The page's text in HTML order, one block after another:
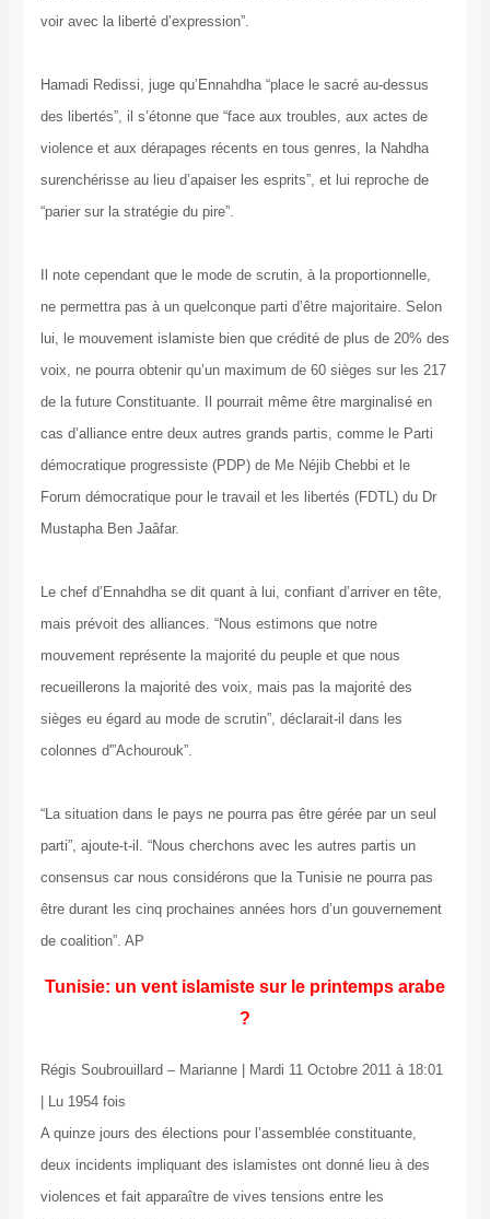
voir avec la liberté d’expression”.
Hamadi Redissi, juge qu’Ennahdha “place le sacré au-dessus
des libertés”, il s’étonne que “face aux troubles, aux actes de
violence et aux dérapages récents en tous genres, la Nahdha
surenchérisse au lieu d’apaiser les esprits”, et lui reproche de
“parier sur la stratégie du pire”.
Il note cependant que le mode de scrutin, à la proportionnelle,
ne permettra pas à un quelconque parti d’être majoritaire. Selon
lui, le mouvement islamiste bien que crédité de plus de 20% des
voix, ne pourra obtenir qu’un maximum de 60 sièges sur les 217
de la future Constituante. Il pourrait même être marginalisé en
cas d’alliance entre deux autres grands partis, comme le Parti
démocratique progressiste (PDP) de Me Néjib Chebbi et le
Forum démocratique pour le travail et les libertés (FDTL) du Dr
Mustapha Ben Jaâfar.
Le chef d’Ennahdha se dit quant à lui, confiant d’arriver en tête,
mais prévoit des alliances. “Nous estimons que notre
mouvement représente la majorité du peuple et que nous
recueillerons la majorité des voix, mais pas la majorité des
sièges eu égard au mode de scrutin”, déclarait-il dans les
colonnes d'”Achourouk”.
“La situation dans le pays ne pourra pas être gérée par un seul
parti”, ajoute-t-il. “Nous cherchons avec les autres partis un
consensus car nous considérons que la Tunisie ne pourra pas
être durant les cinq prochaines années hors d’un gouvernement
de coalition”. AP
Tunisie: un vent islamiste sur le printemps arabe
?
Régis Soubrouillard – Marianne | Mardi 11 Octobre 2011 à 18:01
| Lu 1954 fois
A quinze jours des élections pour l’assemblée constituante,
deux incidents impliquant des islamistes ont donné lieu à des
violences et fait apparaître de vives tensions entre les